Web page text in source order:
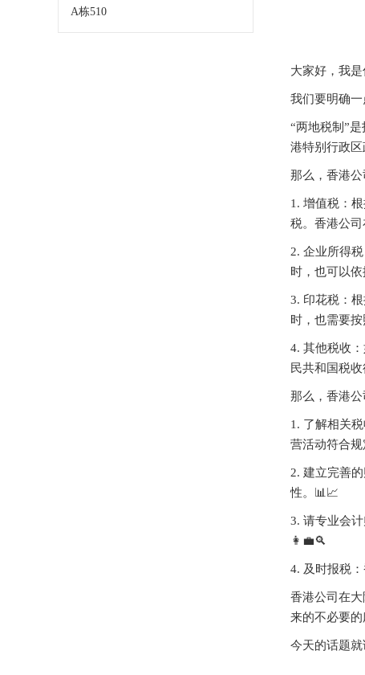
A栋510
大家好，我
我们要明确
“两地税制”
港特别行政
那么，香港
1. 增值税：
税。香港公
2. 企业所得
时，也可以
3. 印花税：
时，也需要
4. 其他税收
民共和国税
那么，香港
1. 了解相关
营活动符合
2. 建立完善
性。📊📈
3. 请专业会
👩‍💼‍🔍
4. 及时报税
香港公司在
来的不必要
今天的话题